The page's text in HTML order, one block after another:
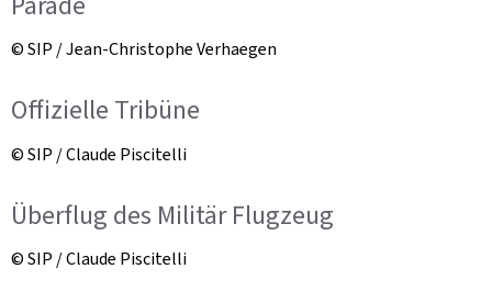
© SIP / Jean-Christophe Verhaegen
Offizielle Tribüne
© SIP / Claude Piscitelli
Überflug des Militär Flugzeug
© SIP / Claude Piscitelli